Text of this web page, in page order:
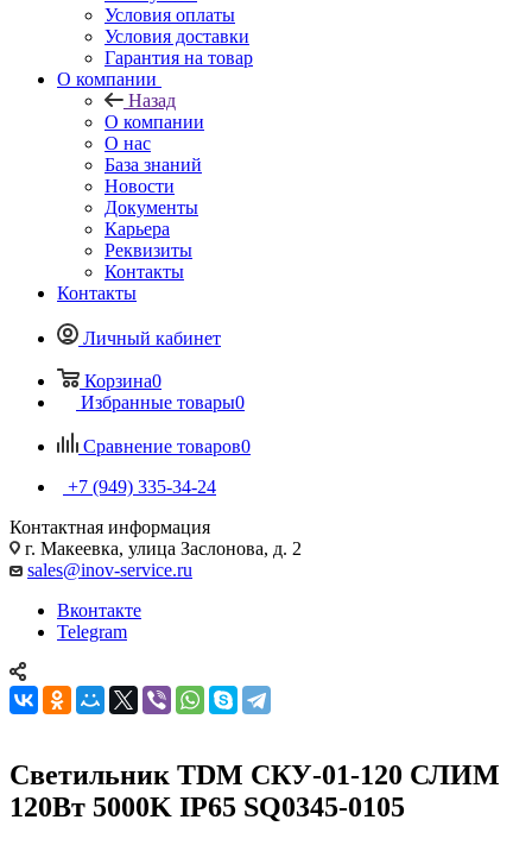
Условия оплаты
Условия доставки
Гарантия на товар
О компании
Назад
О компании
О нас
База знаний
Новости
Документы
Карьера
Реквизиты
Контакты
Контакты
Личный кабинет
Корзина0
Избранные товары0
Сравнение товаров0
+7 (949) 335-34-24
Контактная информация
г. Макеевка, улица Заслонова, д. 2
sales@inov-service.ru
Вконтакте
Telegram
Светильник TDM СКУ-01-120 СЛИМ
120Вт 5000K IP65 SQ0345-0105